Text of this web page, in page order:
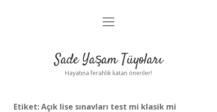
Anasayfa
Yasal Uyarı
menüyü
Sade Yaşam Tüyoları
Hayatına ferahlık katan öneriler!
Etiket:Açık lise sınavları test mi klasik mi